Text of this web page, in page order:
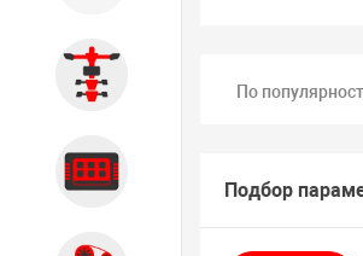
По
Подбор